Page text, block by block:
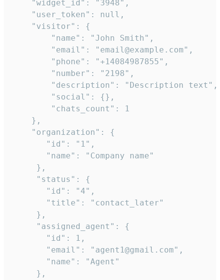
    "widget_id": "3948",
    "user_token": null,
    "visitor": {
        "name": "John Smith",
        "email": "email@example.com",
        "phone": "+14084987855",
        "number": "2198",
        "description": "Description text",
        "social": {},
        "chats_count": 1
    },
    "organization": {
       "id": "1",
       "name": "Company name"
     },
     "status": {
       "id": "4",
       "title": "contact_later"
     },
     "assigned_agent": {
       "id": 1,
       "email": "agent1@gmail.com",
       "name": "Agent"
     },